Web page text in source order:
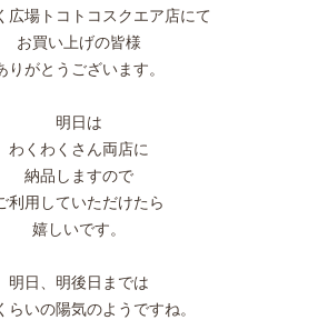
広場トコトコスクエア店にて
お買い上げの皆様
りがとうございます。
明日は
わくわくさん両店に
納品しますので
利用していただけたら
嬉しいです。
明日、明後日までは
らいの陽気のようですね。